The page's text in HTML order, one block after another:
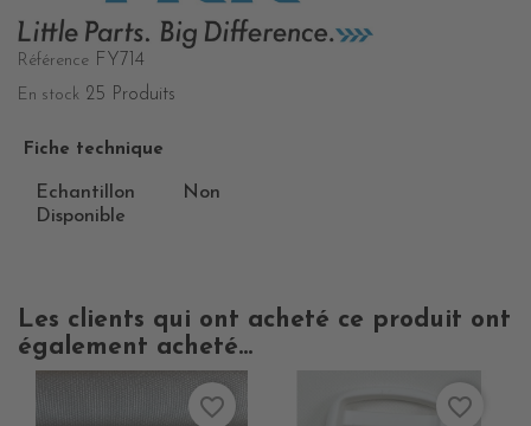
Référence FY714
En stock 25 Produits
Fiche technique
Echantillon
Disponible
Non
Les clients qui ont acheté ce produit ont
également acheté...
favorite_border favorite_border